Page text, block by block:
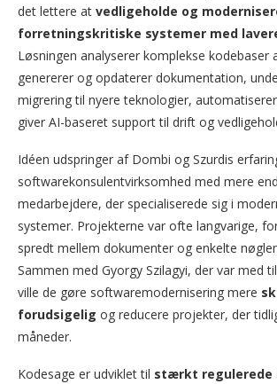
det lettere at vedligeholde og
forretningskritiske systemer med
Løsningen analyserer komplekse kodebaser
genererer og opdaterer dokumentation,
migrering til nyere teknologier,
giver AI-baseret support til drift og
Idéen udspringer af Dombi og Szurdis
softwarekonsulentvirksomhed med mere
medarbejdere, der specialiserede sig i
systemer. Projekterne var ofte langvarige,
spredt mellem dokumenter og enkelte
Sammen med Gyorgy Szilagyi, der var med
ville de gøre softwaremodernisering mere
forudsigelig og reducere projekter, der
måneder.
Kodesage er udviklet til stærkt regulerede